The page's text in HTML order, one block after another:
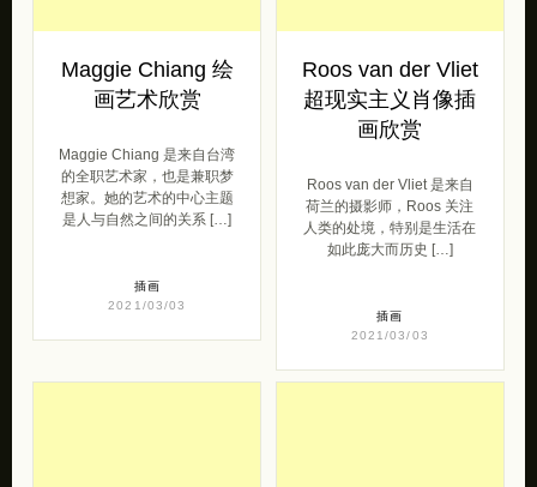
Maggie Chiang 绘
画艺术欣赏
Maggie Chiang 是来自台湾
的全职艺术家，也是兼职梦
想家。她的艺​​术的中心主题
是人与自然之间的关系 […]
插画
2021/03/03
Roos van der Vliet
超现实主义肖像插
画欣赏
Roos van der Vliet 是来自
荷兰的摄影师，Roos 关注
人类的处境，特别是生活在
如此庞大而历史 […]
插画
2021/03/03